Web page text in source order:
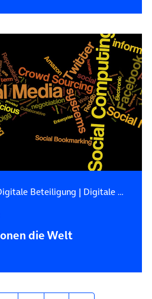
Beteiligung | Digitale Demokratie
die Welt